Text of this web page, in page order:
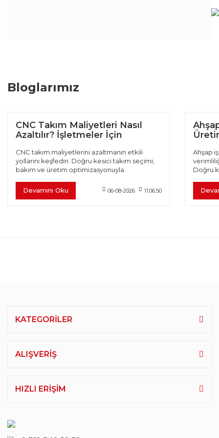
Bloglarımız
CNC Takım Maliyetleri Nasıl
Azaltılır? İşletmeler İçin
CNC takım maliyetlerini azaltmanın etkili
yollarını keşfedin. Doğru kesici takım seçimi,
bakım ve üretim optimizasyonuyla
Devamını Oku
06-08-2026 11:06:50
Ahşap
Doğru
KATEGORİLER
ALIŞVERİŞ
HIZLI ERİŞİM